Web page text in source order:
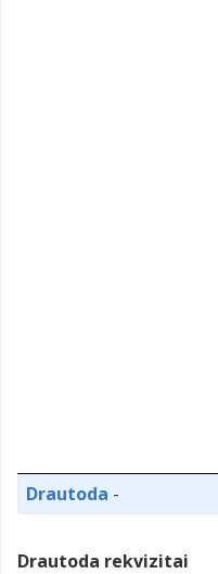
Drautoda -
Drautoda rekvizitai